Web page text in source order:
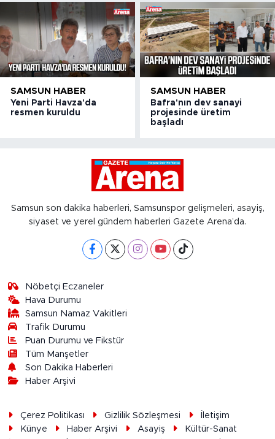
SAMSUN HABER
Yeni Parti Havza'da
resmen kuruldu
SAMSUN HABER
Bafra'nın dev sanayi
projesinde üretim
başladı
Samsun son dakika haberleri, Samsunspor gelişmeleri, asayiş,
siyaset ve yerel gündem haberleri Gazete Arena’da.
Nöbetçi Eczaneler
Hava Durumu
Samsun Namaz Vakitleri
Trafik Durumu
Puan Durumu ve Fikstür
Tüm Manşetler
Son Dakika Haberleri
Haber Arşivi
Çerez Politikası Gizlilik Sözleşmesi
İletişim
Künye
Haber Arşivi Asayiş
Kültür-Sanat